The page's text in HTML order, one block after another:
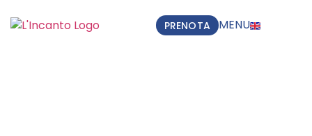
PRENOTA MENU